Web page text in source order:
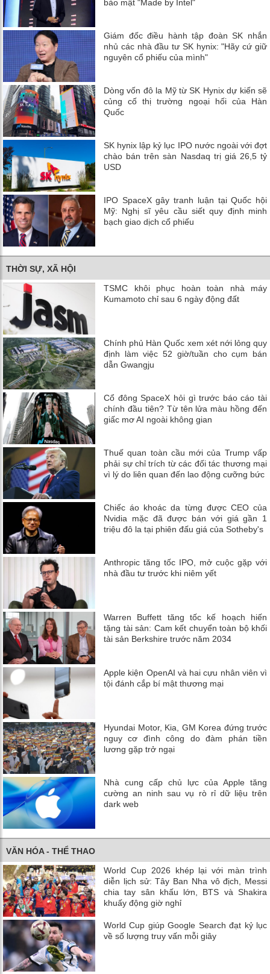
bảo mật "Made by Intel"
Giám đốc điều hành tập đoàn SK nhắn
nhủ các nhà đầu tư SK hynix: "Hãy cứ giữ
nguyên cổ phiếu của mình"
Dòng vốn đô la Mỹ từ SK Hynix dự kiến ​​sẽ
củng cố thị trường ngoại hối của Hàn
Quốc
SK hynix lập kỷ lục IPO nước ngoài với đợt
chào bán trên sàn Nasdaq trị giá 26,5 tỷ
USD
IPO SpaceX gây tranh luận tại Quốc hội
Mỹ: Nghị sĩ yêu cầu siết quy định minh
bạch giao dịch cổ phiếu
THỜI SỰ, XÃ HỘI
TSMC khôi phục hoàn toàn nhà máy
Kumamoto chỉ sau 6 ngày động đất
Chính phủ Hàn Quốc xem xét nới lỏng quy
định làm việc 52 giờ/tuần cho cụm bán
dẫn Gwangju
Cổ đông SpaceX hỏi gì trước báo cáo tài
chính đầu tiên? Từ tên lửa màu hồng đến
giấc mơ AI ngoài không gian
Thuế quan toàn cầu mới của Trump vấp
phải sự chỉ trích từ các đối tác thương mại
vì lý do liên quan đến lao động cưỡng bức
Chiếc áo khoác da từng được CEO của
Nvidia mặc đã được bán với giá gần 1
triệu đô la tại phiên đấu giá của Sotheby's
Anthropic tăng tốc IPO, mở cuộc gặp với
nhà đầu tư trước khi niêm yết
Warren Buffett tăng tốc kế hoạch hiến
tặng tài sản: Cam kết chuyển toàn bộ khối
tài sản Berkshire trước năm 2034
Apple kiện OpenAI và hai cựu nhân viên vì
tội đánh cắp bí mật thương mại
Hyundai Motor, Kia, GM Korea đứng trước
nguy cơ đình công do đàm phán tiền
lương gặp trở ngại
Nhà cung cấp chủ lực của Apple tăng
cường an ninh sau vụ rò rỉ dữ liệu trên
dark web
VĂN HÓA - THỂ THAO
World Cup 2026 khép lại với màn trình
diễn lịch sử: Tây Ban Nha vô địch, Messi
chia tay sân khấu lớn, BTS và Shakira
khuấy động giờ nghỉ
World Cup giúp Google Search đạt kỷ lục
về số lượng truy vấn mỗi giây